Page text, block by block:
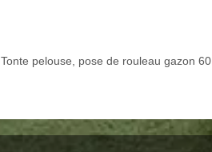
Tonte pelouse, pose de rouleau gazon 60